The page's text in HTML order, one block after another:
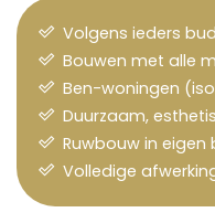
Volgens ieders
Bouwen met alle
Ben-woningen
Duurzaam,
Ruwbouw in eigen
Volledige